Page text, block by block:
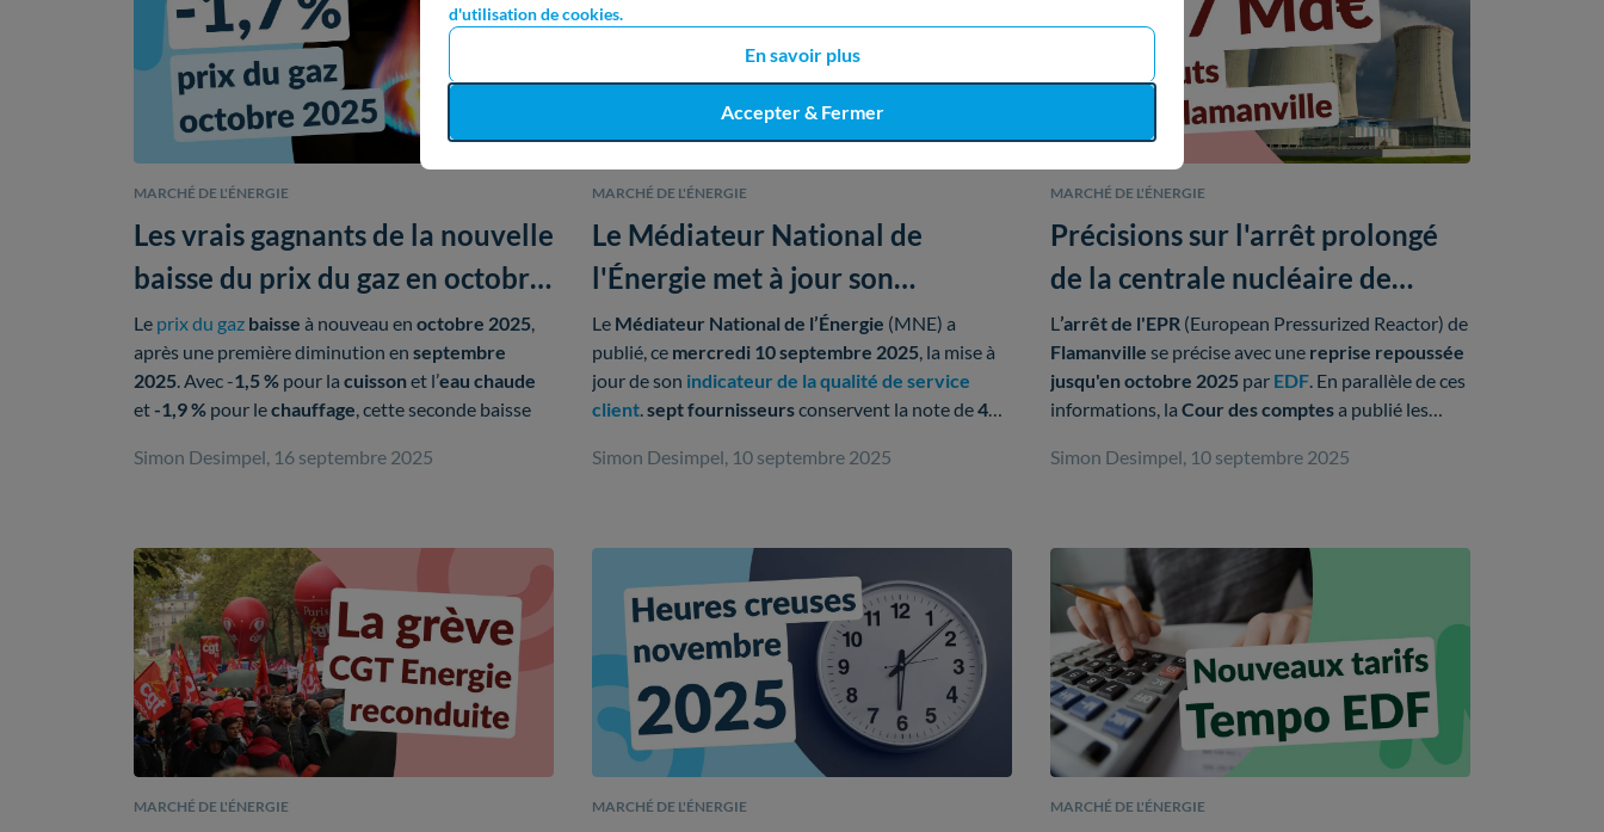
d'utilisation de cookies.
En savoir plus
Accepter & Fermer
MARCHÉ DE L'ÉNERGIE
Les vrais gagnants de la nouvelle
baisse du prix du gaz en octobre
2025
Le prix du gaz baisse à nouveau en octobre 2025,
après une première diminution en septembre
2025. Avec -1,5 % pour la cuissonet l’eau chaude
et-1,9 % pour lechauffage, cette seconde baisse
mois d’août 2025 ?
Leprix du kWh au prix repère de vente
du gaz(PRVG) passe à 0,1345 €
TTC/kWhpour lacuissonet l’eau
chaude, soit1,5 % de moins qu’en
septembre 2025.
Pour lechauffage, le prix du kWh passe
à0,1034 € TTC/kWh
Simon Desimpel, 16 septembre 2025
MARCHÉ DE L'ÉNERGIE
Le Médiateur National de
l'Énergie met à jour son
indicateur
Le Médiateur National de l’Énergie (MNE) a
publié, ce mercredi 10 septembre 2025, la mise à
jour de son indicateur de la qualité de service
client.sept fournisseursconservent la note de4
Énergiefont leurentréeau classement.
Simon Desimpel, 10 septembre 2025
MARCHÉ DE L'ÉNERGIE
Précisions sur l'arrêt prolongé
de la centrale nucléaire de
Flamanville et ses coûts réels
L’arrêt de l'EPR (European Pressurized Reactor) de
Flamanville se précise avec une reprise repoussée
jusqu'en octobre 2025 par EDF. En parallèle de ces
informations, la Cour des comptesa publié les
milliards d’euros
Simon Desimpel, 10 septembre 2025
MARCHÉ DE L'ÉNERGIE MARCHÉ DE L'ÉNERGIE MARCHÉ DE L'ÉNERGIE